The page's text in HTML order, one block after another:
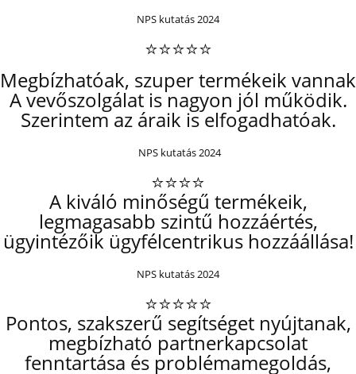
NPS kutatás 2024
⭐⭐⭐⭐⭐
Megbízhatóak, szuper termékeik vannak
A vevőszolgálat is nagyon jól működik.
Szerintem az áraik is elfogadhatóak.
NPS kutatás 2024
⭐⭐⭐⭐
A kiváló minőségű termékeik,
legmagasabb szintű hozzáértés,
ügyintézőik ügyfélcentrikus hozzáállása!
NPS kutatás 2024
⭐⭐⭐⭐⭐
Pontos, szakszerű segítséget nyújtanak,
megbízható partnerkapcsolat
fenntartása és problémamegoldás,